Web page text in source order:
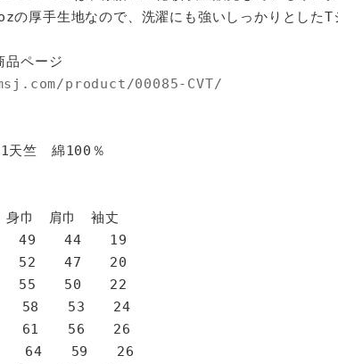
の厚手生地なので、洗濯にも強いしっかりとしたT
品ページ
product/00085-CVT/
竺 綿100％
肩巾 袖丈
44 19
47 20
50 22
58 53 24
61 56 26
64 59 26